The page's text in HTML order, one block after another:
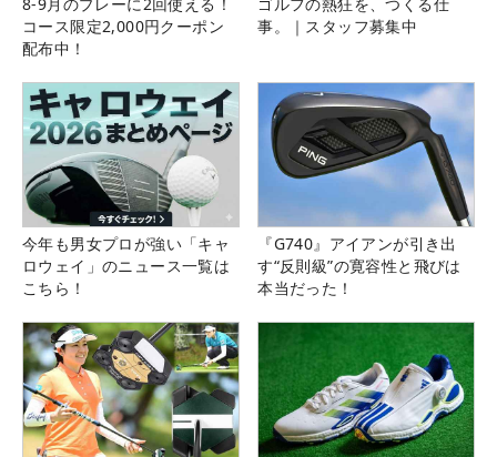
コース限定2,000円クーポン
配布中！
事。｜スタッフ募集中
今年も男女プロが強い「キャ
ロウェイ」のニュース一覧は
こちら！
『G740』アイアンが引き出
す“反則級”の寛容性と飛びは
本当だった！